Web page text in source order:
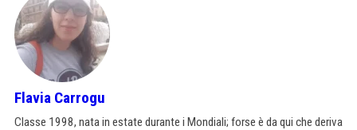
Flavia Carrogu
Classe 1998, nata in estate durante i Mondiali; forse è da qui che deriva